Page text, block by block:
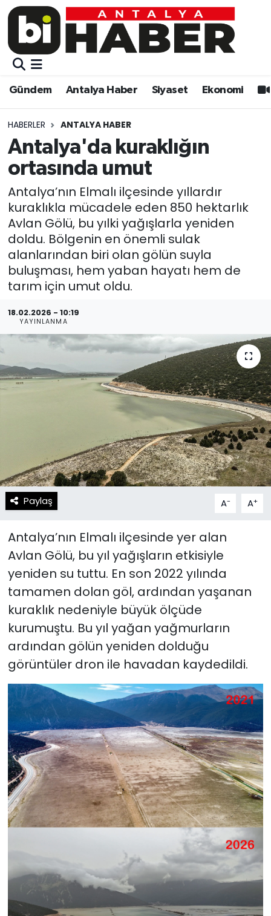
Gündem Antalya Haber Siyaset Ekonomi
HABERLER ANTALYA HABER
Antalya'da kuraklığın
ortasında umut
Antalya’nın Elmalı ilçesinde yıllardır
kuraklıkla mücadele eden 850 hektarlık
Avlan Gölü, bu yılki yağışlarla yeniden
doldu. Bölgenin en önemli sulak
alanlarından biri olan gölün suyla
buluşması, hem yaban hayatı hem de
tarım için umut oldu.
18.02.2026 - 10:19
YAYINLANMA
Paylaş A- A+
Antalya’nın Elmalı ilçesinde yer alan
Avlan Gölü, bu yıl yağışların etkisiyle
yeniden su tuttu. En son 2022 yılında
tamamen dolan göl, ardından yaşanan
kuraklık nedeniyle büyük ölçüde
kurumuştu. Bu yıl yağan yağmurların
ardından gölün yeniden dolduğu
görüntüler dron ile havadan kaydedildi.
Gündem
Siyaset
Ekonomi
Video
Eğitim
Kültür-sanat
Sağlık
Spor
Teknoloji
Resmi İlanlar
Gündem
Siyaset
Eğitim
Ekonomi
Kültür-sanat
Sağlık
Spor
Teknoloji
Yaşam
Gizlilik Sözleşmesi
Muratpaşa Nöbetçi Eczaneler
Muratpaşa Trafik Yoğunluk Haritası
Süper Lig Puan Durumu ve Fikstür
Tüm Manşetler
Son Dakika Haberleri
Haber Arşivi